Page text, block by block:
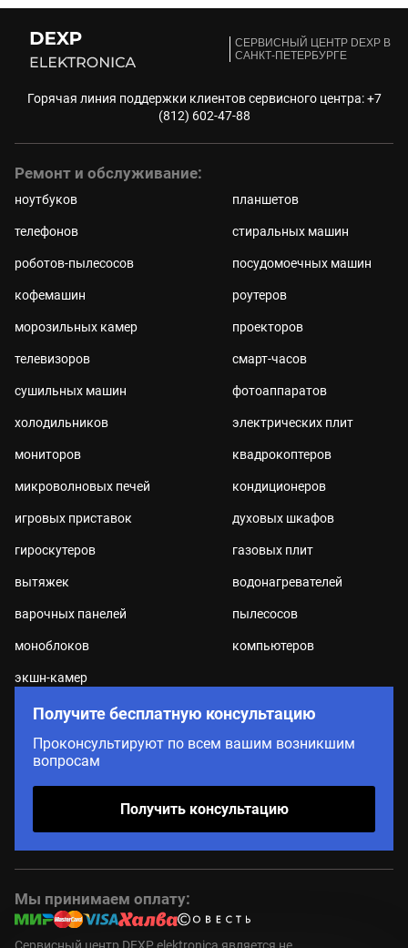
CЕРВИСНЫЙ ЦЕНТР DEXP В
САНКТ-ПЕТЕРБУРГЕ
Горячая линия поддержки клиентов сервисного центра:+7
(812) 602-47-88
Ремонт и обслуживание:
ноутбуков планшетов
телефонов стиральных машин
роботов-пылесосов посудомоечных машин
кофемашин роутеров
морозильных камер проекторов
телевизоров смарт-часов
сушильных машин фотоаппаратов
холодильников электрических плит
мониторов квадрокоптеров
микроволновых печей кондиционеров
игровых приставок духовых шкафов
гироскутеров газовых плит
вытяжек водонагревателей
варочных панелей пылесосов
моноблоков компьютеров
экшн-камер
Получите бесплатную консультацию
Проконсультируют по всем вашим возникшим
вопросам
Получить консультацию
Мы принимаем оплату: